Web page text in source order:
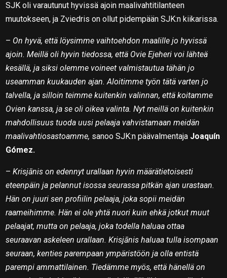
SJK oli varautunut hyvissä ajoin maalivahtitilanteen
muutokseen, ja Zviedris on ollut pidempään SJK:n kiikarissa.
– On hyvä, että löysimme vaihtoehdon maalille jo hyvissä
ajoin. Meillä oli hyvin tiedossa, että Ovie Ejeheri voi lähteä
kesällä, ja siksi olemme voineet valmistautua tähän jo
useamman kuukauden ajan. Aloitimme työn tätä varten jo
talvella, ja silloin teimme kuitenkin valinnan, että koitamme
Ovien kanssa, ja se oli oikea valinta. Nyt meillä on kuitenkin
mahdollisuus tuoda uusi pelaaja vahvistamaan meidän
maalivahtiosastoamme, sanoo SJK:n päävalmentaja Joaquín
Gómez.
–Krisjānis on edennyt urallaan hyvin määrätietoisesti
eteenpäin ja pelannut isossa seurassa pitkän ajan urastaan.
Hän on juuri sen profiilin pelaaja, joka sopii meidän
raameihimme. Hän ei ole yhtä nuori kuin ehkä jotkut muut
pelaajat, mutta on pelaaja, joka todella haluaa ottaa
seuraavan askeleen urallaan. Krisjānis haluaa tulla isompaan
seuraan, kenties parempaan ympäristöön ja olla entistä
parempi ammattilainen. Tiedämme myös, että hänellä on